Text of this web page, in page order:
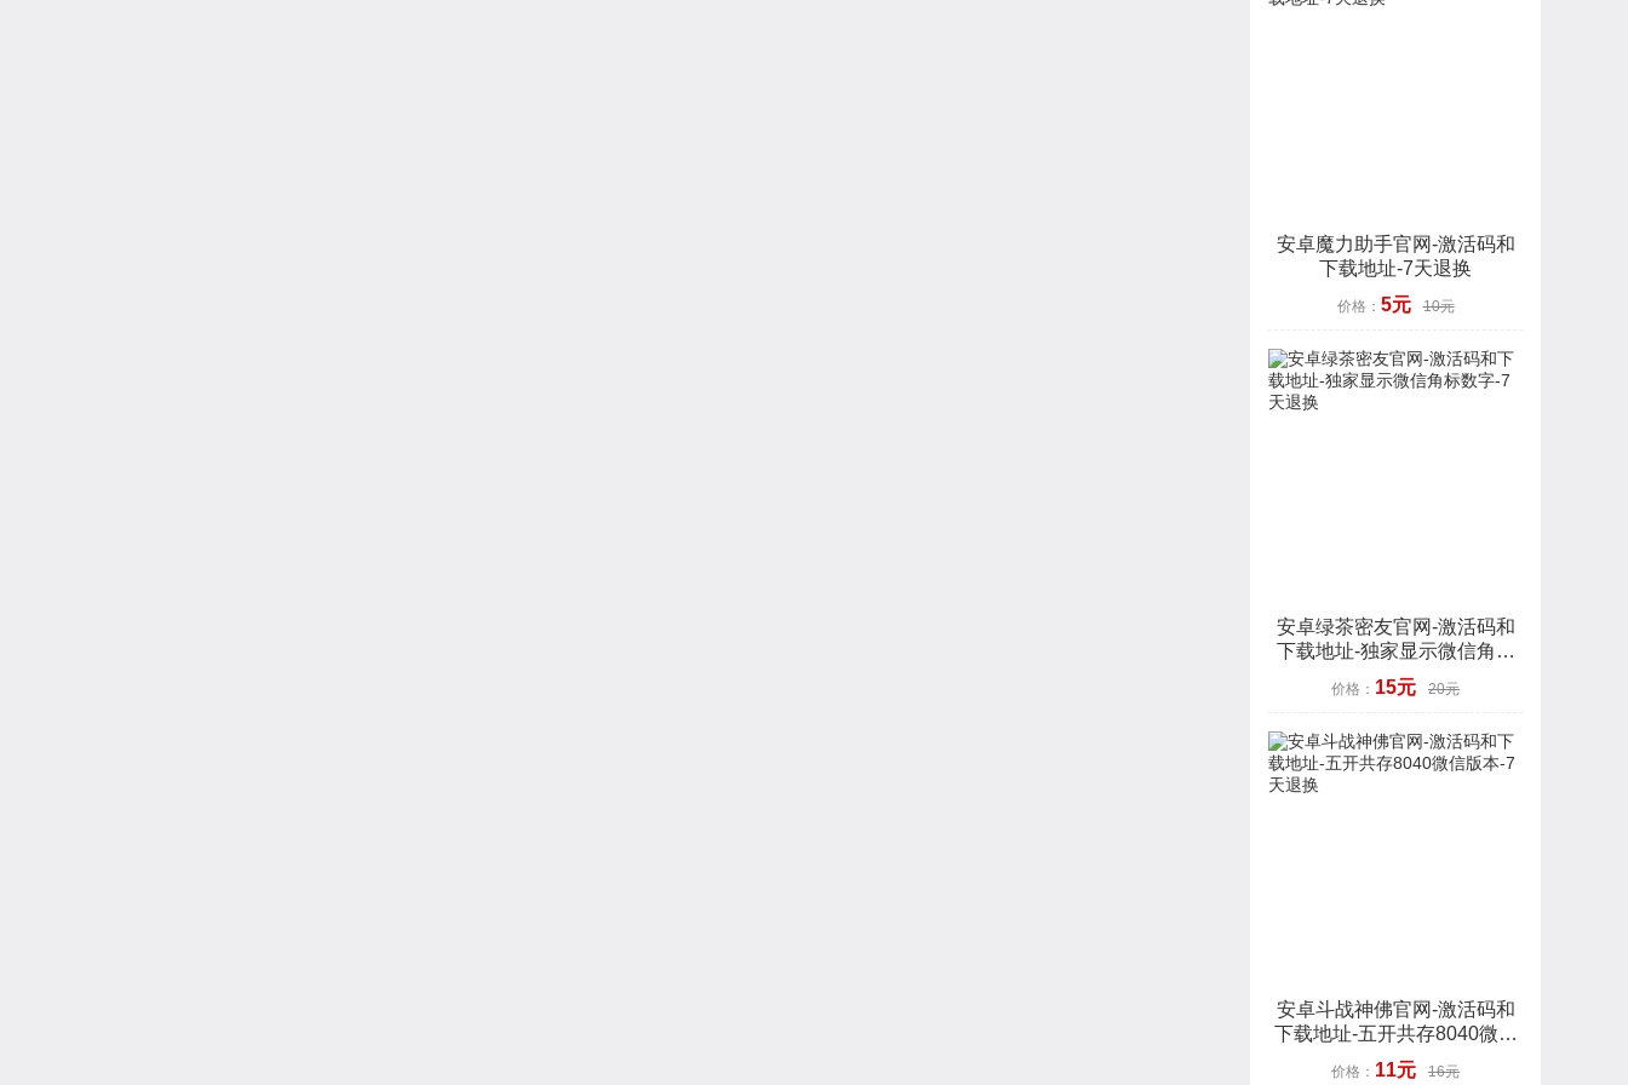
安卓魔力助手官网-激活码和
下载地址-7天退换
价格： 5元 10元
安卓绿茶密友官网-激活码和
下载地址-独家显示微信角标
数字-7天退换
价格： 15元 20元
安卓斗战神佛官网-激活码和
下载地址-五开共存8040微信
版本-7天退换
价格： 11元 16元